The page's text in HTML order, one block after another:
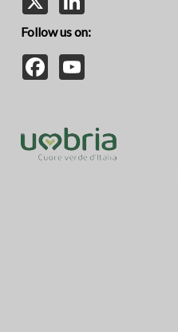
Follow us on:
Facebook